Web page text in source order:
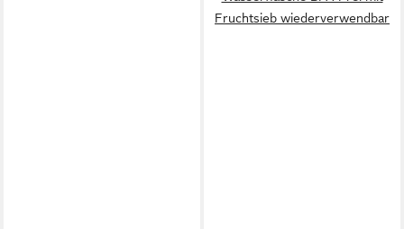
Fruchtsieb wiederverwendbar